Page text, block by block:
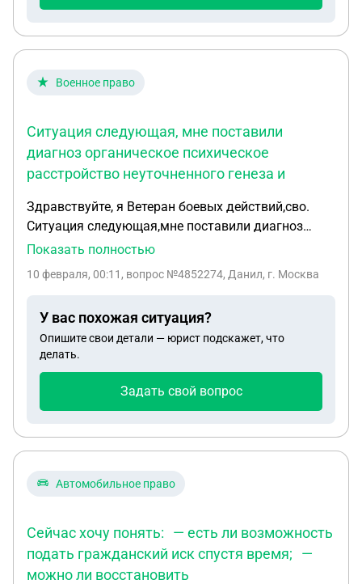
Военное право
Ситуация следующая, мне поставили
диагноз органическое психическое
расстройство неуточненного генеза и
Здравствуйте, я Ветеран боевых действий,сво.
Ситуация следующая,мне поставили диагноз
органическое психическое расстройство
по категории "д"и поставили инвалидность 3
военной службы,после увольнения состояние не
улучшилось и сейчас диагностируют птср, есть ли
возможность получить формулировку "военная
контракта была категория "А"
Показать полностью
10 февраля, 00:11 , вопрос №4852274, Данил, г. Москва
У вас похожая ситуация?
Опишите свои детали — юрист подскажет, что
делать.
Задать свой вопрос
Автомобильное право
Сейчас хочу понять: — есть ли возможность
подать гражданский иск спустя время; —
можно ли восстановить